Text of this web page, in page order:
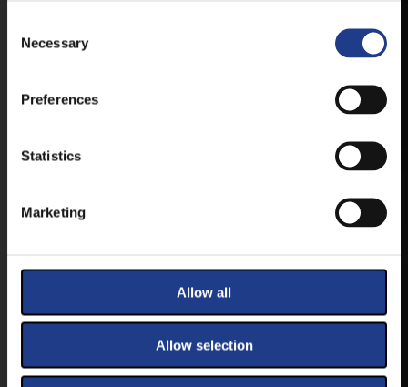
Necessary
Preferences
Statistics
Marketing
Allow all
Allow selection
ELÉRHETŐ ANDROID ÉS IOS RENDSZEREKRE AZ
ISMERT HELYEKEN, VAGY IDE KATTINTVA :
IOS